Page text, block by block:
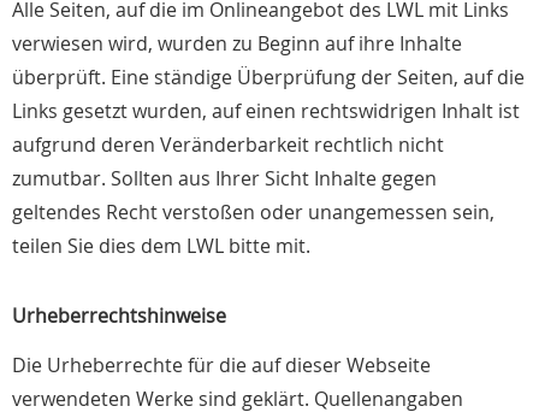
Alle Seiten, auf die im Onlineangebot des LWL mit Links
verwiesen wird, wurden zu Beginn auf ihre Inhalte
überprüft. Eine ständige Überprüfung der Seiten, auf die
Links gesetzt wurden, auf einen rechtswidrigen Inhalt ist
aufgrund deren Veränderbarkeit rechtlich nicht
zumutbar. Sollten aus Ihrer Sicht Inhalte gegen
geltendes Recht verstoßen oder unangemessen sein,
teilen Sie dies dem LWL bitte mit.
Urheberrechtshinweise
Die Urheberrechte für die auf dieser Webseite
verwendeten Werke sind geklärt. Quellenangaben